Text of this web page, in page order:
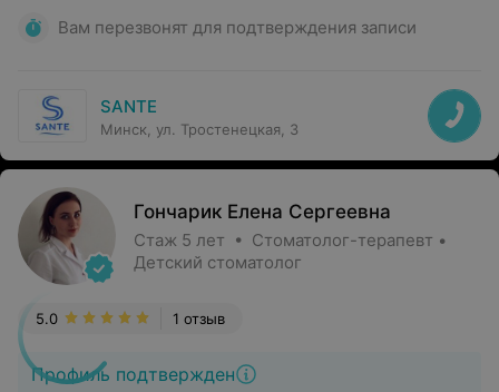
Вам перезвонят для подтверждения записи
SANTE
Минск, ул. Тростенецкая, 3
Гончарик Елена Сергеевна
Стаж 5 лет • Стоматолог-терапевт •
Детский стоматолог
Профиль подтвержден
1 отзыв
5.0